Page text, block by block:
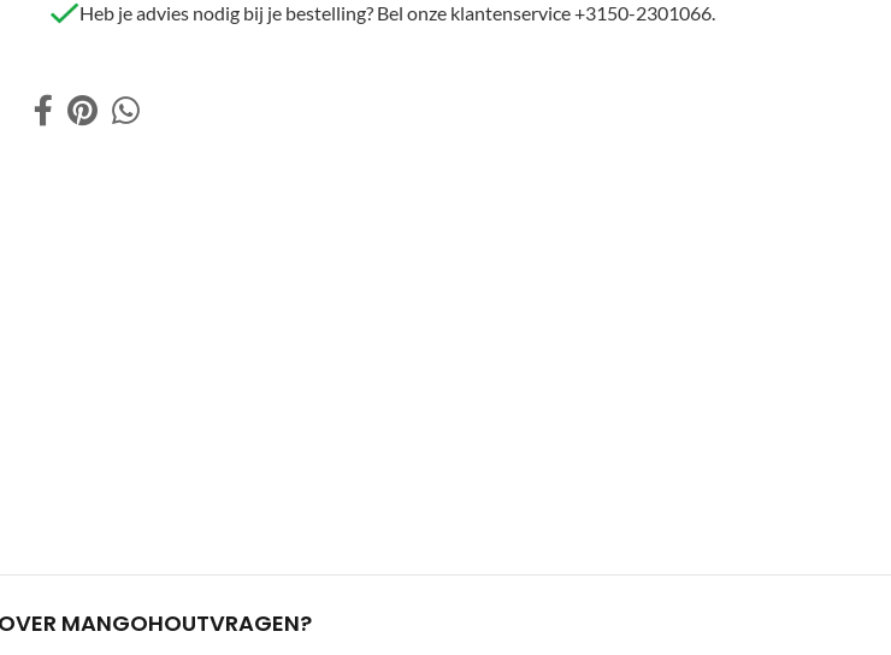
Heb je advies nodig bij je bestelling? Bel onze klantenservice +3150-2301066.
OVER MANGOHOUTVRAGEN?